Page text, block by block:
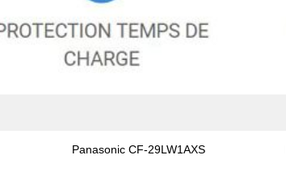
Panasonic CF-29LW1AXS